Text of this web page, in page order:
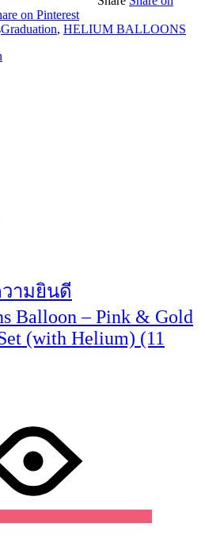
on Pinterest
Graduation, HELIUM BALLOONS
ามยินดี
Balloon – Pink & Gold
(with Helium) (11